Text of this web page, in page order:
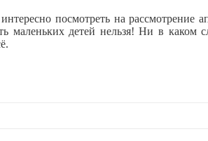
посмотреть на рассмотрение
маленьких детей нельзя! Ни в каком